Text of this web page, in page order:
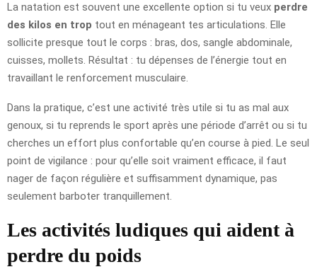
La natation est souvent une excellente option si tu veux perdre
des kilos en trop tout en ménageant tes articulations. Elle
sollicite presque tout le corps : bras, dos, sangle abdominale,
cuisses, mollets. Résultat : tu dépenses de l’énergie tout en
travaillant le renforcement musculaire.
Dans la pratique, c’est une activité très utile si tu as mal aux
genoux, si tu reprends le sport après une période d’arrêt ou si tu
cherches un effort plus confortable qu’en course à pied. Le seul
point de vigilance : pour qu’elle soit vraiment efficace, il faut
nager de façon régulière et suffisamment dynamique, pas
seulement barboter tranquillement.
Les activités ludiques qui aident à
perdre du poids